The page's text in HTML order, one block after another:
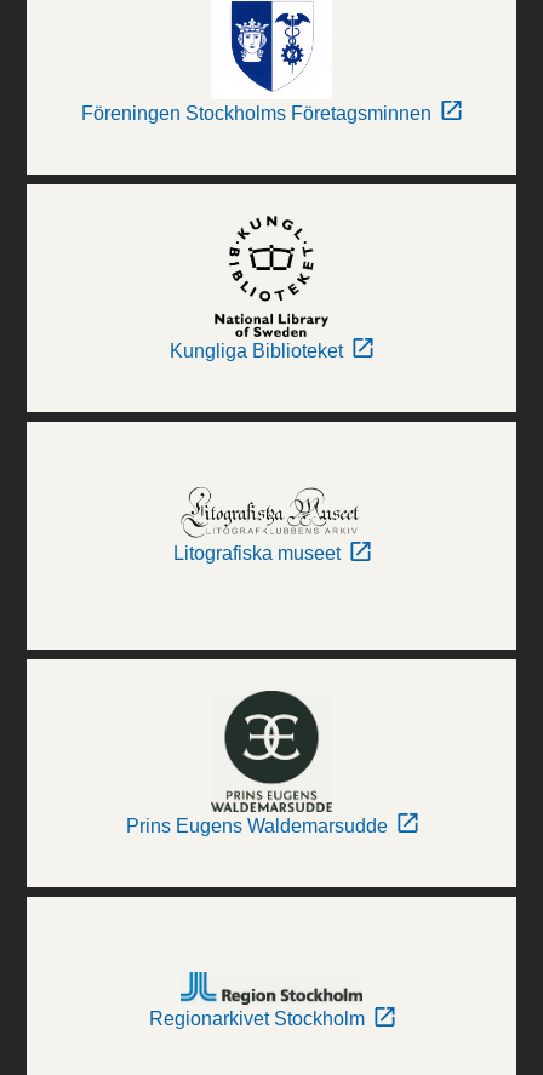
Föreningen Stockholms Företagsminnen
Kungliga Biblioteket
Litografiska museet
Prins Eugens Waldemarsudde
Regionarkivet Stockholm